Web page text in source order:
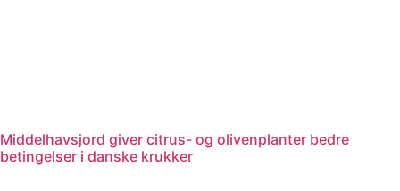
Middelhavsjord giver citrus- og olivenplanter bedre
betingelser i danske krukker